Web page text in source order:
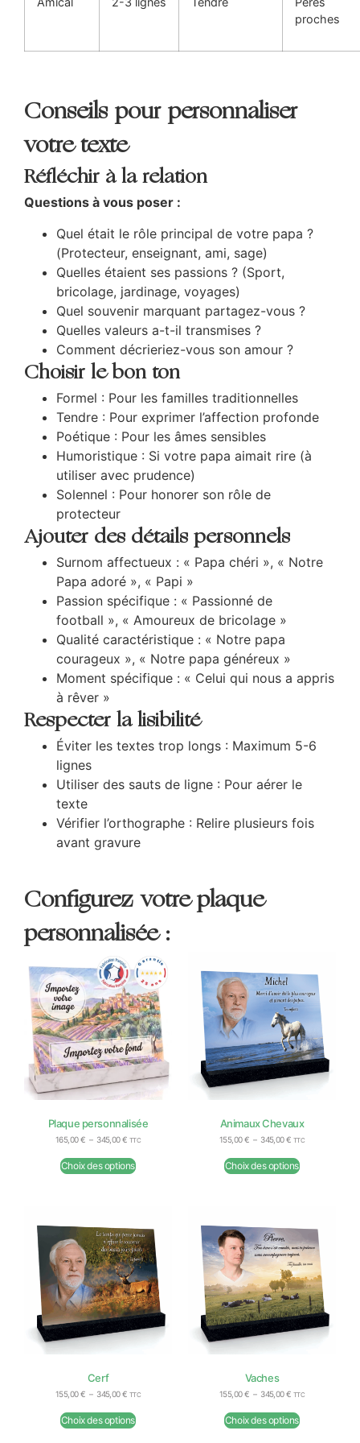
proches
Conseils pour personnaliser
votre texte
Réfléchir à la relation
Questions à vous poser :
Quel était le rôle principal de votre papa ?
(Protecteur, enseignant, ami, sage)
Quelles étaient ses passions ? (Sport,
bricolage, jardinage, voyages)
Quel souvenir marquant partagez-vous ?
Quelles valeurs a-t-il transmises ?
Comment décrieriez-vous son amour ?
Choisir le bon ton
Formel : Pour les familles traditionnelles
Tendre : Pour exprimer l’affection profonde
Poétique : Pour les âmes sensibles
Humoristique : Si votre papa aimait rire (à
utiliser avec prudence)
Solennel : Pour honorer son rôle de
protecteur
Ajouter des détails personnels
Surnom affectueux : « Papa chéri », « Notre
Papa adoré », « Papi »
Passion spécifique : « Passionné de
football », « Amoureux de bricolage »
Qualité caractéristique : « Notre papa
courageux », « Notre papa généreux »
Moment spécifique : « Celui qui nous a appris
à rêver »
Respecter la lisibilité
Éviter les textes trop longs : Maximum 5-6
lignes
Utiliser des sauts de ligne : Pour aérer le
texte
Vérifier l’orthographe : Relire plusieurs fois
avant gravure
Configurez votre plaque
personnalisée :
Plaque personnalisée
165,00€ – 345,00€ TTC
Choix des options
Animaux Chevaux
155,00€ – 345,00€ TTC
Choix des options
Cerf
155,00€ – 345,00€ TTC
Choix des options
Vaches
155,00€ – 345,00€ TTC
Choix des options